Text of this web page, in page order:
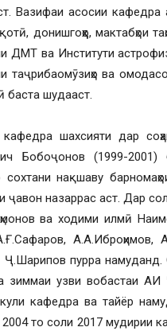
Вазифаи асосии кафедра
донишгоҳҳо, мактабҳои
ДМТ ва Институти
таҷрибаомӯзиҳо ва
баста шудааст.
шахсияти дар
Бобоҷонов (1999-2001)
нақшаву
назаррас аст. Дар
ва ходими илмӣ
А.А.Иброҳимов,
пурра намуданд.
зиммаи узви вобастаи
кафедра ва тайёр
то соли 2017 мудирии